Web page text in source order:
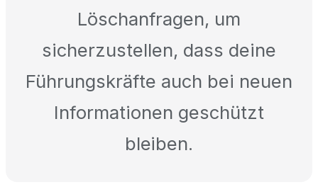
Löschanfragen, um
sicherzustellen, dass deine
Führungskräfte auch bei neuen
Informationen geschützt
bleiben.